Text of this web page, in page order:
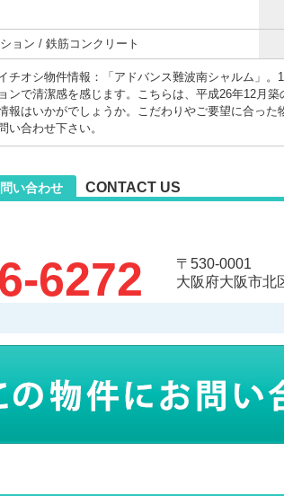
ョン / 鉄筋コンクリート
チオシ物件情報：「アドバンス難波南シャルム」
ンで清潔感を感じます。こちらは、平成26年12月
報はいかがでしょうか。こだわりやご要望に合っ
い合わせ下さい。
い合わせ CONTACT US
6272
〒530-0001
大阪府大阪市北